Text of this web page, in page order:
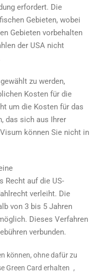
erfordert. Die
Gebieten, wobei
Gebieten vorbehalten
der USA nicht
zu werden,
Kosten für die
um die Kosten für das
das sich aus Ihrer
können Sie nicht in
Recht auf die US-
verleiht. Die
von 3 bis 5 Jahren
Dieses Verfahren
verbunden.
können, ohne dafür zu
Green Card erhalten ,